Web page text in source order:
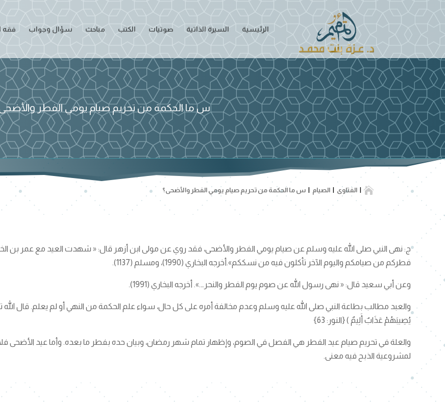
الرئيسية السيرة الذاتية صوتيات الكتب مباحث سؤال وجواب فقه
س ما الحكمة من تحريم صيام يومي الفطر
 الفتاوى الصيام س ما الحكمة من تحريم صيام يومي الفطر والأضحى؟
ج: نهى النبي صلى الله عليه وسلم عن صيام يومي الفطر والأضحى، فقد روي عن مولى ابن أزهر قال: « شهدت العيد مع عمر بن
فطركم من صيامكم واليوم الآخر تأكلون فيه من نسككم».أخرجه البخاري (1990)، ومسلم (1137).
وعن أبي سعيد قال: « نهى رسول الله عن صوم يوم الفطر والنحر….». أخرجه البخاري (1991).
والعبد مطالب بطاعة النبي صلى الله عليه وسلم وعدم مخالفة أمره على كل حال، سواء علم الحكمة من النهي أو لم يعلم. قال الله
يُصِيبَهُمْ عَذَابٌ أَلِيمٌ ) {النور: 63}
والعلة في تحريم صيام عيد الفطر هي الفصل في الصوم، وإظهار تمام شهر رمضان، وبيان حده بفطر ما بعده. وأما عيد الأضحى
لمشروعية الذبح فيه معنى.